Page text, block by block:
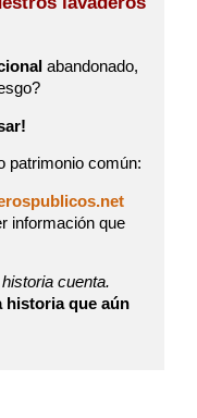
abandonado,
patrimonio común:
información que
cuenta.
historia que aún